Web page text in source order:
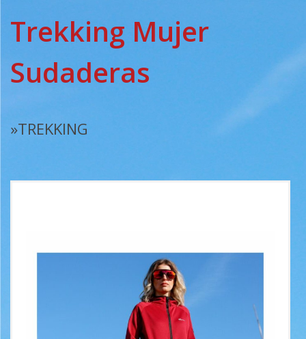
Trekking Mujer
Sudaderas
»TREKKING